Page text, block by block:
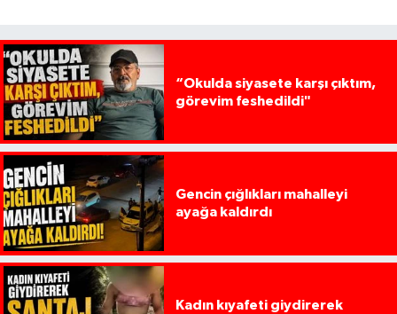
“Okulda siyasete karşı çıktım,
görevim feshedildi"
Gencin çığlıkları mahalleyi
ayağa kaldırdı
Kadın kıyafeti giydirerek